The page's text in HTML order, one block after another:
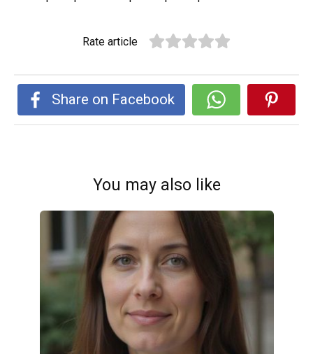
Rate article
Share on Facebook
You may also like